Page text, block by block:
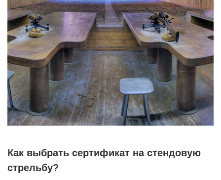
Как выбрать сертификат на стендовую
стрельбу?